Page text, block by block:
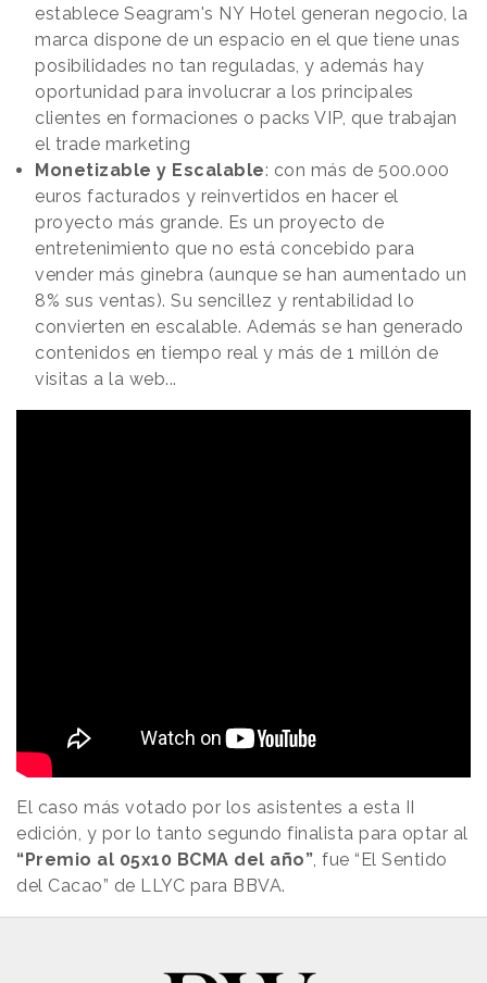
establece Seagram's NY Hotel generan negocio, la
marca dispone de un espacio en el que tiene unas
posibilidades no tan reguladas, y además hay
oportunidad para involucrar a los principales
clientes en formaciones o packs VIP, que trabajan
el trade marketing
Monetizable y Escalable: con más de 500.000
euros facturados y reinvertidos en hacer el
proyecto más grande. Es un proyecto de
entretenimiento que no está concebido para
vender más ginebra (aunque se han aumentado un
8% sus ventas). Su sencillez y rentabilidad lo
convierten en escalable. Además se han generado
contenidos en tiempo real y más de 1 millón de
visitas a la web...
El caso más votado por los asistentes a esta II
edición, y por lo tanto segundo finalista para optar al
“Premio al 05x10 BCMA del año”, fue “El Sentido
del Cacao” de LLYC para BBVA.